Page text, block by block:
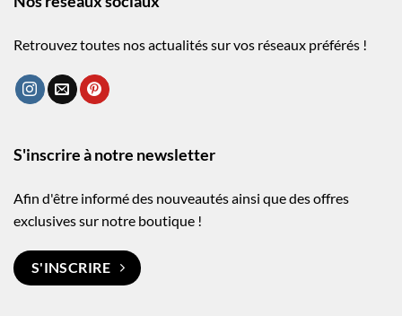
Retrouvez toutes nos actualités sur vos réseaux préférés !
S'inscrire à notre newsletter
Afin d'être informé des nouveautés ainsi que des offres
exclusives sur notre boutique !
S'INSCRIRE